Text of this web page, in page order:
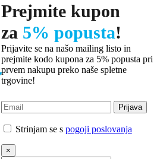
Prejmite kupon
za 5% popusta!
Prijavite se na našo mailing listo in
prejmite kodo kupona za 5% popusta pri
prvem nakupu preko naše spletne
trgovine!
Strinjam se s pogoji poslovanja
×